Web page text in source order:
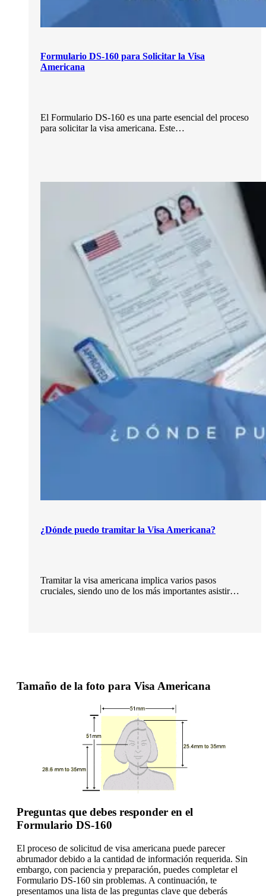
Formulario DS-160 para Solicitar la Visa
Americana
El Formulario DS-160 es una parte esencial del proceso
para solicitar la visa americana. Este…
¿Dónde puedo tramitar la Visa Americana?
Tramitar la visa americana implica varios pasos
cruciales, siendo uno de los más importantes asistir…
Tamaño de la foto para Visa Americana
Preguntas que debes responder en el
Formulario DS-160
El proceso de solicitud de visa americana puede parecer
abrumador debido a la cantidad de información requerida. Sin
embargo, con paciencia y preparación, puedes completar el
Formulario DS-160 sin problemas. A continuación, te
presentamos una lista de las preguntas clave que deberás